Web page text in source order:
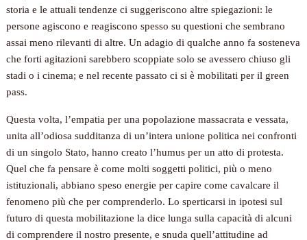
storia e le attuali tendenze ci suggeriscono altre spiegazioni: le
persone agiscono e reagiscono spesso su questioni che sembrano
assai meno rilevanti di altre. Un adagio di qualche anno fa sosteneva
che forti agitazioni sarebbero scoppiate solo se avessero chiuso gli
stadi o i cinema; e nel recente passato ci si è mobilitati per il green
pass.
Questa volta, l’empatia per una popolazione massacrata e vessata,
unita all’odiosa sudditanza di un’intera unione politica nei confronti
di un singolo Stato, hanno creato l’humus per un atto di protesta.
Quel che fa pensare è come molti soggetti politici, più o meno
istituzionali, abbiano speso energie per capire come cavalcare il
fenomeno più che per comprenderlo. Lo sperticarsi in ipotesi sul
futuro di questa mobilitazione la dice lunga sulla capacità di alcuni
di comprendere il nostro presente, e snuda quell’attitudine ad